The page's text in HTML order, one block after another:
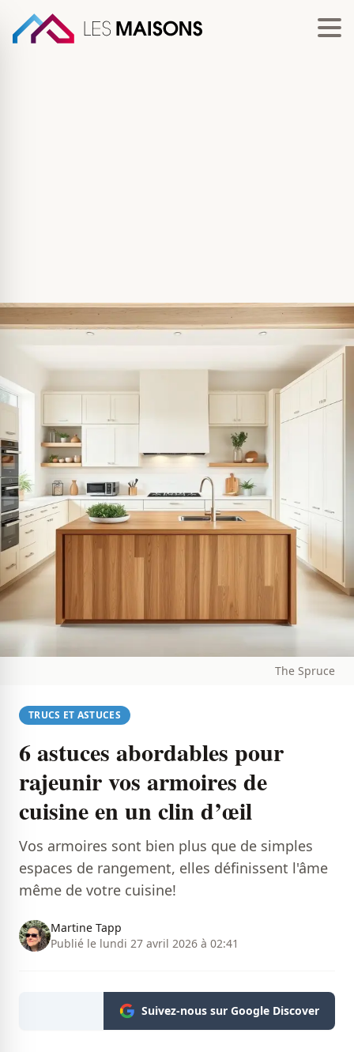
The Spruce
TRUCS ET ASTUCES
6 astuces abordables pour
rajeunir vos armoires de
cuisine en un clin d’œil
Vos armoires sont bien plus que de simples
espaces de rangement, elles définissent l'âme
même de votre cuisine!
Martine Tapp
Publié le lundi 27 avril 2026 à 02:41
Suivez-nous sur Google Discover